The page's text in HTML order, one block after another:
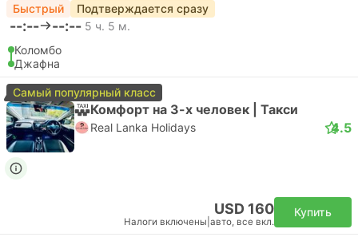
Быстрый Подтверждается сразу
--:-- --:-- 5 ч. 5 м.
Коломбо
Джафна
Самый популярный класс
Комфорт на 3-х человек | Такси
Real Lanka Holidays 4.5
USD 160
Налоги включены авто, все вкл.
Купить